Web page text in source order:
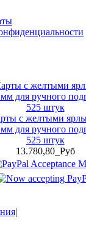
с желтыми
для ручного
525 штук
13.780,80_Руб
|